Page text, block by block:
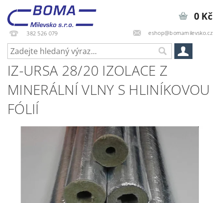
382 526 079 eshop@bomamilevsko.cz
0 Kč
IZ-URSA 28/20 IZOLACE Z
MINERÁLNÍ VLNY S HLINÍKOVOU
FÓLIÍ